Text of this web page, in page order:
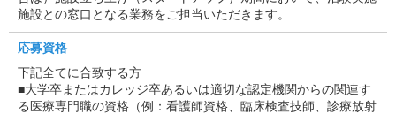
施設との窓口となる業務をご担当いただきます。
応募資格
下記全てに合致する方
■大学卒またはカレッジ卒あるいは適切な認定機関からの関連す
る医療専門職の資格（例：看護師資格、臨床検査技師、診療放射